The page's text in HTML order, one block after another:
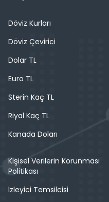
Döviz Kurları
Döviz Çevirici
Dolar TL
Euro TL
Sterin Kaç TL
Riyal Kaç TL
Kanada Doları
Kişisel Verilerin Korunması
Politikası
İzleyici Temsilcisi